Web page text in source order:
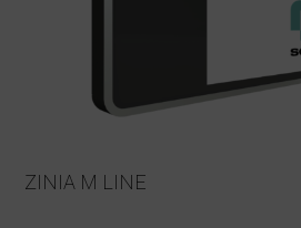
ZINIA M LINE